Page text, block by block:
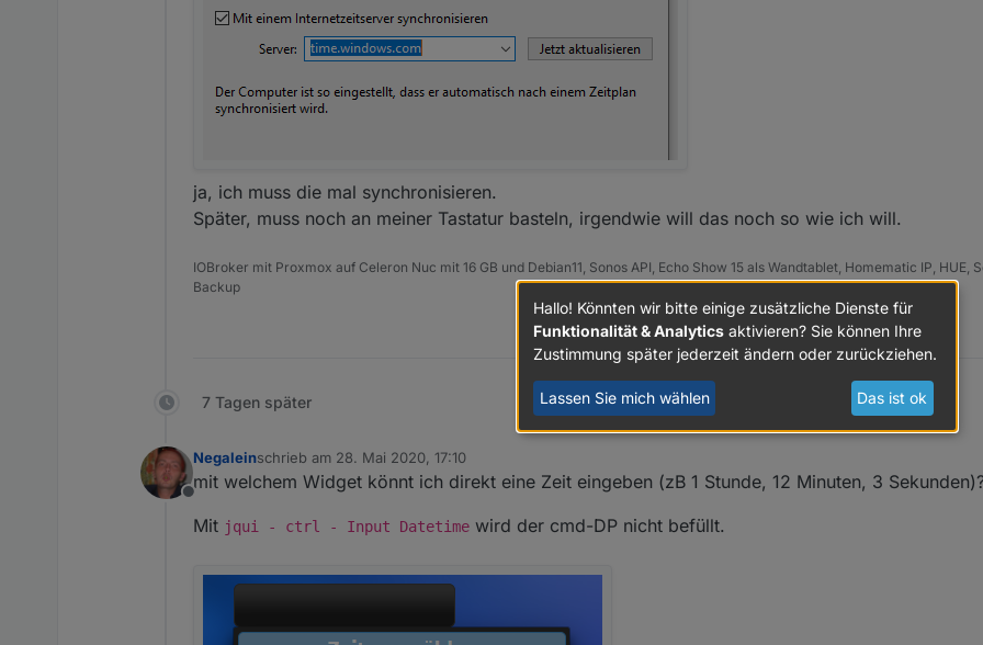
ja, ich muss die mal synchronisieren.
Später, muss noch an meiner Tastatur basteln, irgendwie will das noch so wie ich will.
IOBroker mit Proxmox auf Celeron Nuc mit 16 GB und Debian11, Sonos API, Echo Show 15 als Wandtablet, Homematic IP, HUE,
Backup
7 Tagen später
Offline
Negaleinschrieb am 28. Mai 2020, 17:10
zuletzt editiert von
mit welchem Widget könnt ich direkt eine Zeit eingeben (zB 1 Stunde, 12 Minuten, 3
Mit jqui - ctrl - Input Datetime wird der cmd-DP nicht befüllt.
Hallo! Könnten wir bitte einige zusätzliche Dienste für
Funktionalität & Analytics aktivieren? Sie können Ihre
Zustimmung später jederzeit ändern oder zurückziehen.
Lassen Sie mich wählen Das ist ok